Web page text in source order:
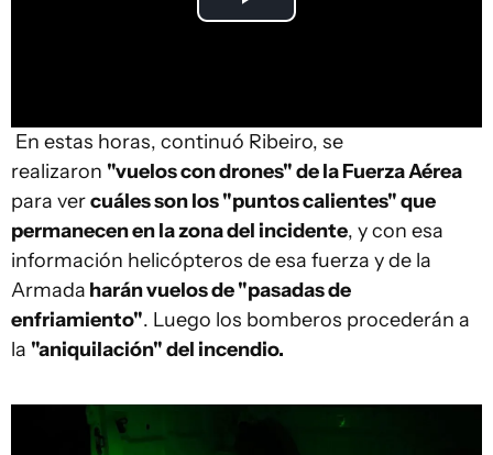
Play
En estas horas, continuó Ribeiro, se
realizaron "vuelos con drones" de la Fuerza Aérea
para vercuáles son los "puntos calientes" que
permanecen en la zona del incidente, y con esa
información helicópteros de esa fuerza y de la
Armada harán vuelos de "pasadas de
enfriamiento". Luego los bomberos procederán a
la "aniquilación" del incendio.